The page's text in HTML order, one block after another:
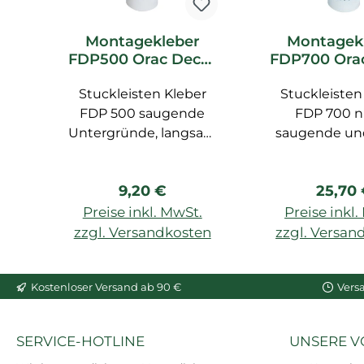
Montagekleber
FDP500 Orac Decor
Stuckleisten Kleber
FDP 500 saugende
Untergründe, langsam
24 Std., für LUXXUS,
BASIXX, AXXENT, 310
ml, für Innenräume, für
geeignet.
Regulärer Preis:
9,20 €
Preise inkl. MwSt.
zzgl. Versandkosten
FDP700
Kleber
FDP 700
saugende
besonders
Hydro.
25,70
Preise inkl.
zzgl.
Kostenloser Versand ab 90 €
SERVICE-HOTLINE UNSERE